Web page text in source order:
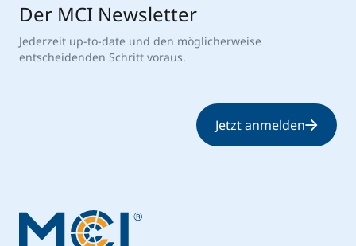
Der MCI Newsletter
Jederzeit up-to-date und den möglicherweise
entscheidenden Schritt voraus.
Jetzt anmelden